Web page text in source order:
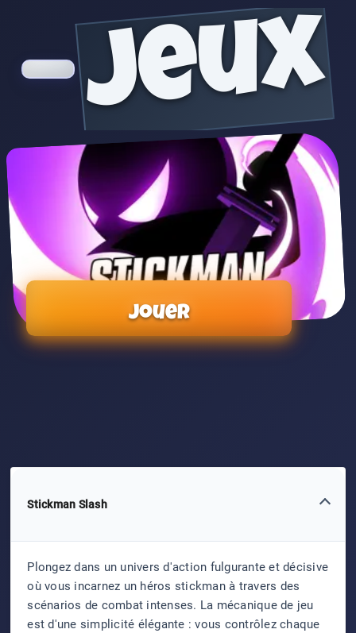
jeux
Jouer
Stickman Slash
Plongez dans un univers d'action fulgurante et décisive
où vous incarnez un héros stickman à travers des
scénarios de combat intenses. La mécanique de jeu
est d'une simplicité élégante : vous contrôlez chaque